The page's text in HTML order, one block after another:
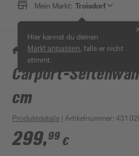
Mein Markt: Troisdorf
Hier kannst du deinen
Markt anpassen , falls er nicht
stimmt.
/ Garten & Freizeit / Carports
Carport-
cm
Produktdetails | Artikelnummer:
299,99 €